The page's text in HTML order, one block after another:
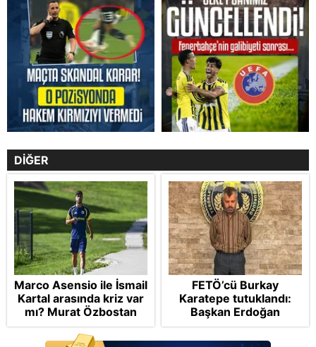
DİĞER
Marco Asensio ile İsmail
Kartal arasında kriz var
mı? Murat Özbostan
analiz etti: Egoları da
yönetmelisiniz
FETÖ’cü Burkay
Karatepe tutuklandı:
Başkan Erdoğan
şikayetçi oldu! 5 suçtan
dava talebi